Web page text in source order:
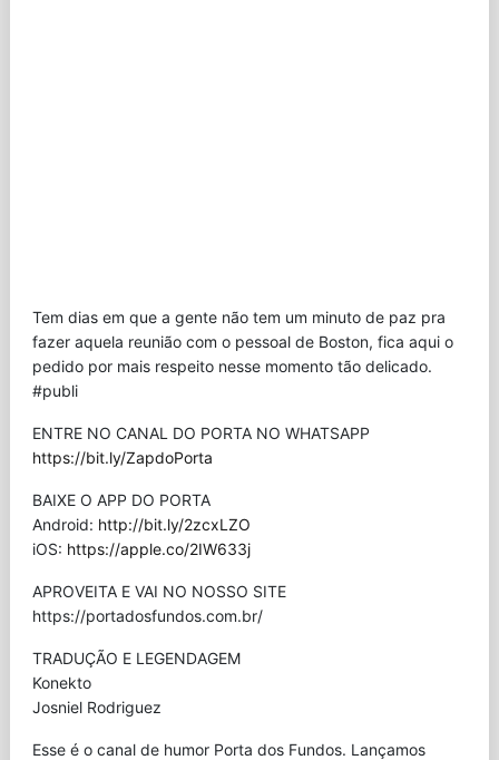
Tem dias em que a gente não tem um minuto de paz pra
fazer aquela reunião com o pessoal de Boston, fica aqui o
pedido por mais respeito nesse momento tão delicado.
#publi
ENTRE NO CANAL DO PORTA NO WHATSAPP
https://bit.ly/ZapdoPorta
BAIXE O APP DO PORTA
Android: http://bit.ly/2zcxLZO
iOS: https://apple.co/2IW633j
APROVEITA E VAI NO NOSSO SITE
⁠https://portadosfundos.com.br/
TRADUÇÃO E LEGENDAGEM
Konekto
Josniel Rodriguez
Esse é o canal de humor Porta dos Fundos. Lançamos